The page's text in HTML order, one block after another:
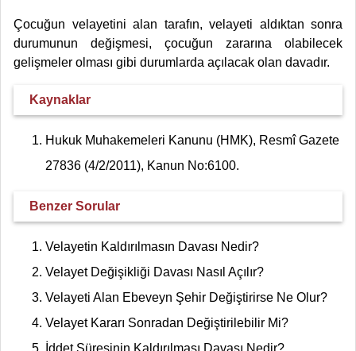
Çocuğun velayetini alan tarafın, velayeti aldıktan sonra
durumunun değişmesi, çocuğun zararına olabilecek
gelişmeler olması gibi durumlarda açılacak olan davadır.
Kaynaklar
Hukuk Muhakemeleri Kanunu (HMK), Resmî Gazete
27836 (4/2/2011), Kanun No:6100.
Benzer Sorular
Velayetin Kaldırılmasın Davası Nedir?
Velayet Değişikliği Davası Nasıl Açılır?
Velayeti Alan Ebeveyn Şehir Değiştirirse Ne Olur?
Velayet Kararı Sonradan Değiştirilebilir Mi?